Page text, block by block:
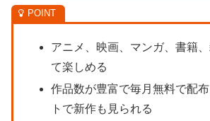
アニメ、映画、マンガ、書籍
て楽しめる
作品数が豊富で毎月無料で配
トで新作も見られる